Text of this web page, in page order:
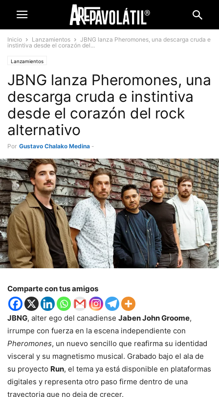
Inicio Lanzamientos
JBNG lanza Pheromones, una descarga cruda e
instintiva desde el corazón del...
Lanzamientos
JBNG lanza Pheromones, una
descarga cruda e instintiva
desde el corazón del rock
alternativo
Por Gustavo Chalako Medina -
Comparte con tus amigos
JBNG, alter ego del canadiense Jaben John Groome,
irrumpe con fuerza en la escena independiente con
Pheromones, un nuevo sencillo que reafirma su identidad
visceral y su magnetismo musical. Grabado bajo el ala de
su proyecto Run, el tema ya está disponible en plataformas
digitales y representa otro paso firme dentro de una
trayectoria que no deja de crecer.